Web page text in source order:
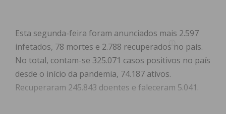
Esta segunda-feira foram anunciados mais 2.597
infetados, 78 mortes e 2.788 recuperados no país.
No total, contam-se 325.071 casos positivos no país
desde o início da pandemia, 74.187 ativos.
Recuperaram 245.843 doentes e faleceram 5.041.